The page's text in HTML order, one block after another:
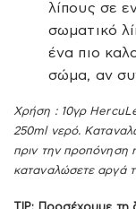
λίπους σε
σωματικό
ένα πιο
σώμα, αν
Χρήση : 10γρ
250ml νερό.
πριν την προπόνηση
καταναλώσετε αργά